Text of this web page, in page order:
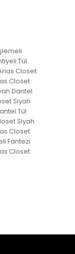
Tül
Closet
Closet
Dantel
Siyah
Tül
Siyah
Closet
Fantezi
Closet